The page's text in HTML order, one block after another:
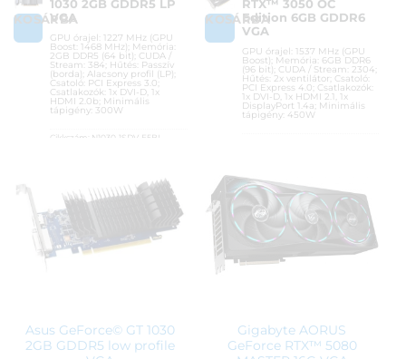
KOSÁRBA
1030 2GB GDDR5 LP
VGA
GPU órajel: 1227 MHz (GPU
Boost: 1468 MHz); Memória:
2GB DDR5 (64 bit); CUDA /
Stream: 384; Hűtés: Passzív
(borda); Alacsony profil (LP);
Csatoló: PCI Express 3.0;
Csatlakozók: 1x DVI-D, 1x
HDMI 2.0b; Minimális
tápigény: 300W
Cikkszám: N1030-1SDV-E5BL
36 hónap
ÁFA:
Azonosító:
31 990Ft
KOSÁRBA
RTX™ 3050 OC
Edition 6GB GDDR6
VGA
GPU órajel: 1537 MHz (GPU
Boost); Memória: 6GB DDR6
(96 bit); CUDA / Stream: 2304;
Hűtés: 2x ventilátor; Csatoló:
PCI Express 4.0; Csatlakozók:
1x DVI-D, 1x HDMI 2.1, 1x
DisplayPort 1.4a; Minimális
tápigény: 450W
Gyártó:
Garanciaidő:
36 hónap
ÁFA:27%
Azonosító: 49312
Ft
Asus GeForce© GT 1030
2GB GDDR5 low profile
Gigabyte AORUS
GeForce RTX™ 5080